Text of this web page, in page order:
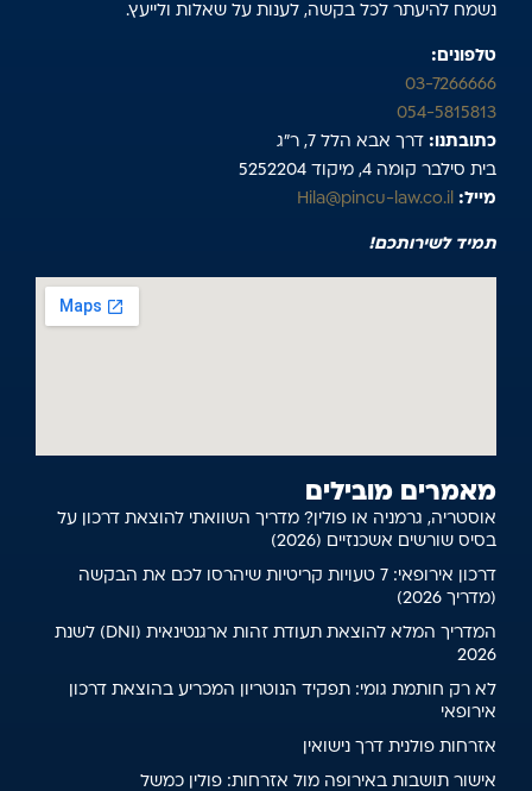
נשמח להיעתר לכל בקשה, לענות על שאלות ולייעץ.
טלפונים:
03-7266666
054-5815813
כתובתנו: דרך אבא הלל 7, ר”ג
בית סילבר קומה 4, מיקוד 5252204
מייל:
Hila@pincu-law.co.il
תמיד לשירותכם!
מאמרים מובילים
אוסטריה, גרמניה או פולין? מדריך השוואתי להוצאת דרכון על
בסיס שורשים אשכנזיים (2026)
דרכון אירופאי: 7 טעויות קריטיות שיהרסו לכם את הבקשה
(מדריך 2026)
המדריך המלא להוצאת תעודת זהות ארגנטינאית (DNI) לשנת
2026
לא רק חותמת גומי: תפקיד הנוטריון המכריע בהוצאת דרכון
אירופאי
אזרחות פולנית דרך נישואין
אישור תושבות באירופה מול אזרחות: פולין כמשל